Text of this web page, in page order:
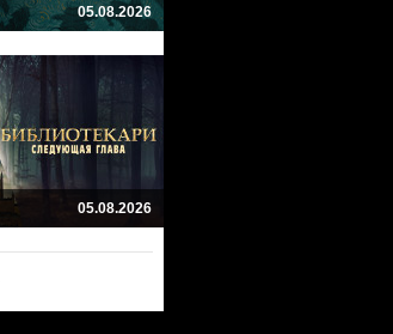
05.08.2026
05.08.2026